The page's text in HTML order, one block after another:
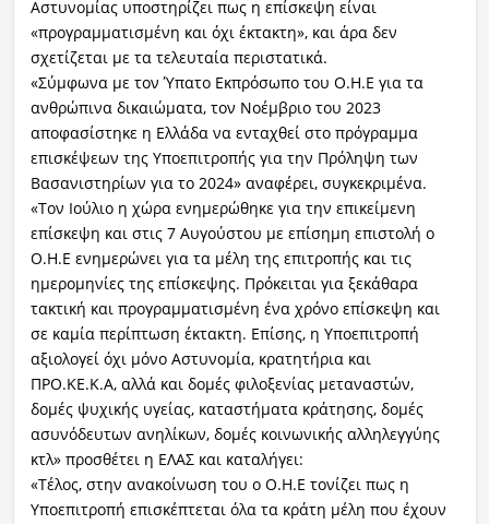
Αστυνομίας υποστηρίζει πως η επίσκεψη είναι
«προγραμματισμένη και όχι έκτακτη», και άρα δεν
σχετίζεται με τα τελευταία περιστατικά.
«Σύμφωνα με τον Ύπατο Εκπρόσωπο του Ο.Η.Ε για τα
ανθρώπινα δικαιώματα, τον Νοέμβριο του 2023
αποφασίστηκε η Ελλάδα να ενταχθεί στο πρόγραμμα
επισκέψεων της Υποεπιτροπής για την Πρόληψη των
Βασανιστηρίων για το 2024» αναφέρει, συγκεκριμένα.
«Τον Ιούλιο η χώρα ενημερώθηκε για την επικείμενη
επίσκεψη και στις 7 Αυγούστου με επίσημη επιστολή ο
Ο.Η.Ε ενημερώνει για τα μέλη της επιτροπής και τις
ημερομηνίες της επίσκεψης. Πρόκειται για ξεκάθαρα
τακτική και προγραμματισμένη ένα χρόνο επίσκεψη και
σε καμία περίπτωση έκτακτη. Επίσης, η Υποεπιτροπή
αξιολογεί όχι μόνο Αστυνομία, κρατητήρια και
ΠΡΟ.ΚΕ.Κ.Α, αλλά και δομές φιλοξενίας μεταναστών,
δομές ψυχικής υγείας, καταστήματα κράτησης, δομές
ασυνόδευτων ανηλίκων, δομές κοινωνικής αλληλεγγύης
κτλ» προσθέτει η ΕΛΑΣ και καταλήγει:
«Τέλος, στην ανακοίνωση του ο Ο.Η.Ε τονίζει πως η
Υποεπιτροπή επισκέπτεται όλα τα κράτη μέλη που έχουν